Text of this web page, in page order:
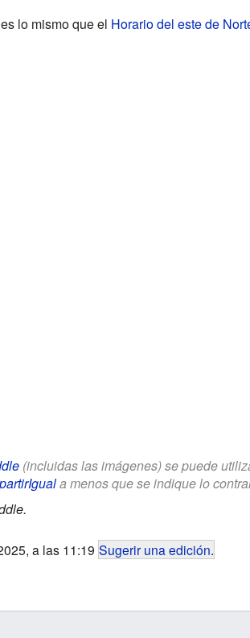
lo mismo que el Horario del este de
(incluidas las imágenes) se puede
a menos que se indique lo
a las 11:19 Sugerir una edición.